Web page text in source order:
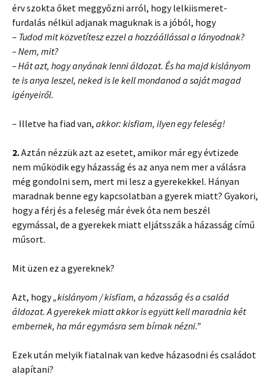
érv szokta őket meggyőzni arról, hogy lelkiismeret-
furdalás nélkül adjanak maguknak is a jóból, hogy
– Tudod mit közvetítesz ezzel a hozzáállással a lányodnak?
– Nem, mit?
– Hát azt, hogy anyának lenni áldozat. És ha majd kislányom
te is anya leszel, neked is le kell mondanod a saját magad
igényeiről.
– Illetve ha fiad van, akkor: kisfiam, ilyen egy feleség!
2.Aztán nézzük azt az esetet, amikor már egy évtizede
nem működik egy házasság és az anya nem mer a válásra
még gondolni sem, mert mi lesz a gyerekekkel. Hányan
maradnak benne egy kapcsolatban a gyerek miatt? Gyakori,
hogy a férj és a feleség már évek óta nem beszél
egymással, de a gyerekek miatt eljátsszák a házasság című
műsort.
Mit üzen ez a gyereknek?
Azt, hogy„kislányom / kisfiam, a házasság és a család
áldozat. A gyerekek miatt akkor is együtt kell maradnia két
embernek, ha már egymásra sem bírnak nézni.”
Ezek után melyik fiatalnak van kedve házasodni és családot
alapítani?